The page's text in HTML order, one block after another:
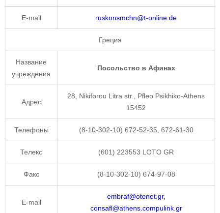
E-mail ruskonsmchn@t-online.de
Греция
Название
учреждения
Посольство в Афинах
Адрес
28, Nikiforou Litra str., Pfleo Psikhiko-Athens
15452
Телефоны (8-10-302-10) 672-52-35, 672-61-30
Телекс (601) 223553 LOTO GR
Факс (8-10-302-10) 674-97-08
E-mail
embraf@otenet.gr,
consafl@athens.compulink.gr